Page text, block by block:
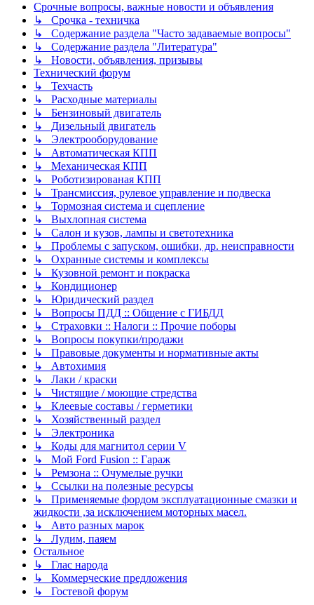
Срочные вопросы, важные новости и объявления
↳ Срочка - техничка
↳ Содержание раздела "Часто задаваемые вопросы"
↳ Содержание раздела "Литература"
↳ Новости, объявления, призывы
Технический форум
↳ Техчасть
↳ Расходные материалы
↳ Бензиновый двигатель
↳ Дизельный двигатель
↳ Электрооборудование
↳ Автоматическая КПП
↳ Механическая КПП
↳ Роботизированая КПП
↳ Трансмиссия, рулевое управление и подвеска
↳ Тормозная система и сцепление
↳ Выхлопная система
↳ Салон и кузов, лампы и светотехника
↳ Проблемы с запуском, ошибки, др. неисправности
↳ Охранные системы и комплексы
↳ Кузовной ремонт и покраска
↳ Кондиционер
↳ Юридический раздел
↳ Вопросы ПДД :: Общение с ГИБДД
↳ Страховки :: Налоги :: Прочие поборы
↳ Вопросы покупки/продажи
↳ Правовые документы и нормативные акты
↳ Автохимия
↳ Лаки / краски
↳ Чистящие / моющие стредства
↳ Клеевые составы / герметики
↳ Хозяйственный раздел
↳ Электроника
↳ Коды для магнитол серии V
↳ Мой Ford Fusion :: Гараж
↳ Ремзона :: Очумелые ручки
↳ Ссылки на полезные ресурсы
↳ Применяемые фордом эксплуатационные смазки и
жидкости ,за исключением моторных масел.
↳ Авто разных марок
↳ Лудим, паяем
Остальное
↳ Глас народа
↳ Коммерческие предложения
↳ Гостевой форум